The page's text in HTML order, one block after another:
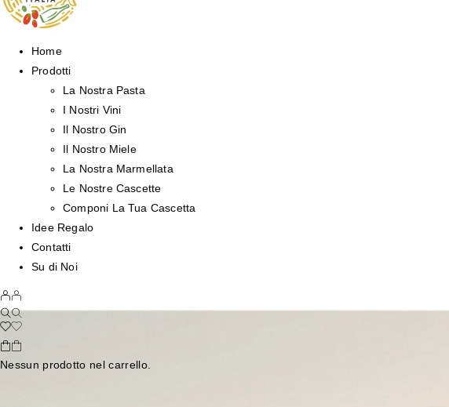
Home
Prodotti
La Nostra Pasta
I Nostri Vini
Il Nostro Gin
Il Nostro Miele
La Nostra Marmellata
Le Nostre Cascette
Componi La Tua Cascetta
Idee Regalo
Contatti
Su di Noi
Nessun prodotto nel carrello.